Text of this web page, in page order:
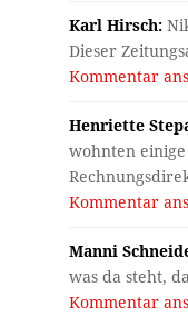
Karl Hirsch:
Dieser
Kommentar
Henriette
wohnten einige
Kommentar
Manni
was da steht,
Kommentar